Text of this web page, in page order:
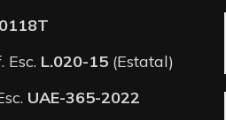
Esc. L.020-15 (Estatal)
UAE-365-2022